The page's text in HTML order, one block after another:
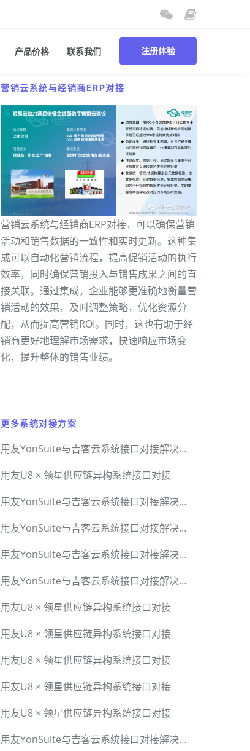
产品价格 联系我们 注册体验
营销云系统与经销商ERP对接
营销云系统与经销商ERP对接，可以确保营销
活动和销售数据的一致性和实时更新。这种集
成可以自动化营销流程，提高促销活动的执行
效率，同时确保营销投入与销售成果之间的直
接关联。通过集成，企业能够更准确地衡量营
销活动的效果，及时调整策略，优化资源分
配，从而提高营销ROI。同时，这也有助于经
销商更好地理解市场需求，快速响应市场变
化，提升整体的销售业绩。
更多系统对接方案
用友YonSuite与吉客云系统接口对接解决方案
用友U8 × 领星供应链异构系统接口对接
用友YonSuite与吉客云系统接口对接解决方案
用友YonSuite与吉客云系统接口对接解决方案
用友YonSuite与吉客云系统接口对接解决方案
用友YonSuite与吉客云系统接口对接解决方案
用友U8 × 领星供应链异构系统接口对接
用友U8 × 领星供应链异构系统接口对接
用友U8 × 领星供应链异构系统接口对接
用友U8 × 领星供应链异构系统接口对接
用友U8 × 领星供应链异构系统接口对接
用友YonSuite与吉客云系统接口对接解决方案